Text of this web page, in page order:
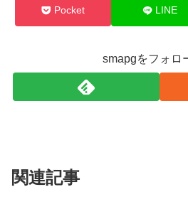
Pocket LINE
smapgをフォロ
関連記事